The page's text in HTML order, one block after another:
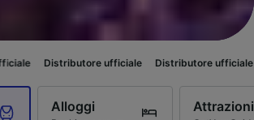
ufficiale Distributore ufficiale Distributore
Alloggi Attrazioni